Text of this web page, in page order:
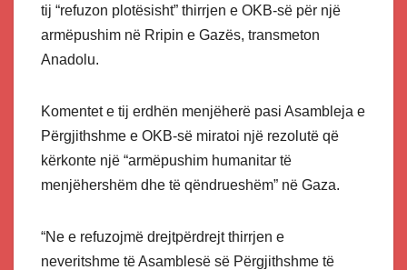
tij “refuzon plotësisht” thirrjen e OKB-së për një
armëpushim në Rripin e Gazës, transmeton
Anadolu.
Komentet e tij erdhën menjëherë pasi Asambleja e
Përgjithshme e OKB-së miratoi një rezolutë që
kërkonte një “armëpushim humanitar të
menjëhershëm dhe të qëndrueshëm” në Gaza.
“Ne e refuzojmë drejtpërdrejt thirrjen e
neveritshme të Asamblesë së Përgjithshme të